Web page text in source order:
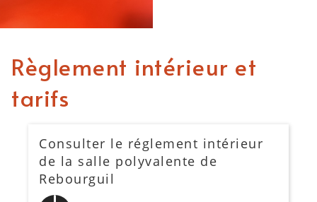
Règlement intérieur et
tarifs
Consulter le réglement intérieur
de la salle polyvalente de
Rebourguil